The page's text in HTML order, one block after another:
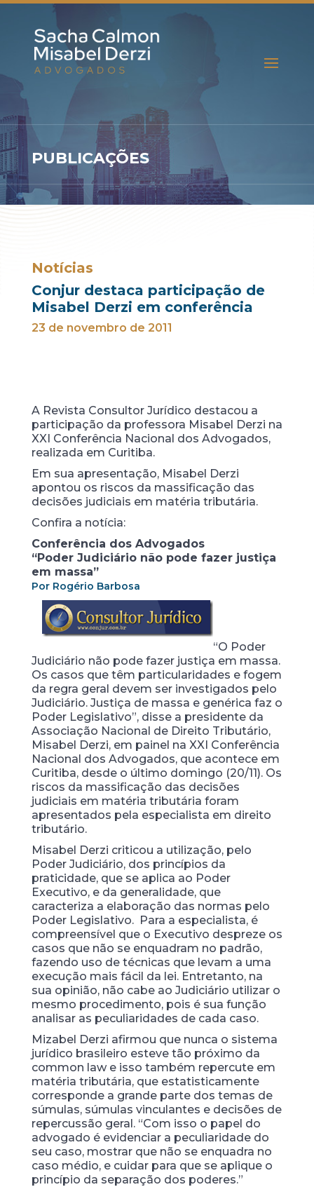
PUBLICAÇÕES
Notícias
Conjur destaca participação de
Misabel Derzi em conferência
23 de novembro de 2011
A Revista Consultor Jurídico destacou a
participação da professora Misabel Derzi na
XXI Conferência Nacional dos Advogados,
realizada em Curitiba.
Em sua apresentação, Misabel Derzi
apontou os riscos da massificação das
decisões judiciais em matéria tributária.
Confira a notícia:
Conferência dos Advogados
“Poder Judiciário não pode fazer justiça
em massa”
Por Rogério Barbosa
“O Poder
Judiciário não pode fazer justiça em massa.
Os casos que têm particularidades e fogem
da regra geral devem ser investigados pelo
Judiciário. Justiça de massa e genérica faz o
Poder Legislativo”, disse a presidente da
Associação Nacional de Direito Tributário,
Misabel Derzi, em painel na XXI Conferência
Nacional dos Advogados, que acontece em
Curitiba, desde o último domingo (20/11). Os
riscos da massificação das decisões
judiciais em matéria tributária foram
apresentados pela especialista em direito
tributário.
Misabel Derzi criticou a utilização, pelo
Poder Judiciário, dos princípios da
praticidade, que se aplica ao Poder
Executivo, e da generalidade, que
caracteriza a elaboração das normas pelo
Poder Legislativo. Para a especialista, é
compreensível que o Executivo despreze os
casos que não se enquadram no padrão,
fazendo uso de técnicas que levam a uma
execução mais fácil da lei. Entretanto, na
sua opinião, não cabe ao Judiciário utilizar o
mesmo procedimento, pois é sua função
analisar as peculiaridades de cada caso.
Mizabel Derzi afirmou que nunca o sistema
jurídico brasileiro esteve tão próximo da
common law e isso também repercute em
matéria tributária, que estatisticamente
corresponde a grande parte dos temas de
súmulas, súmulas vinculantes e decisões de
repercussão geral. “Com isso o papel do
advogado é evidenciar a peculiaridade do
seu caso, mostrar que não se enquadra no
caso médio, e cuidar para que se aplique o
princípio da separação dos poderes.”